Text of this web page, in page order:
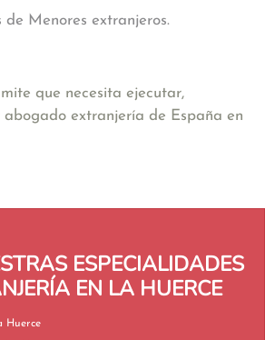
de Menores extranjeros.
que necesita ejecutar,
abogado extranjería de España en
ESPECIALIDADES
EN LA HUERCE
en La Huerce